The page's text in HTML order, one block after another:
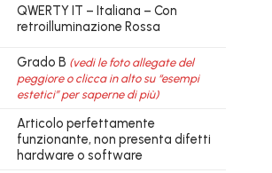
QWERTY IT – Italiana – Con
retroilluminazione Rossa
Grado B (vedi le foto allegate del
peggiore o clicca in alto su “esempi
estetici” per saperne di più)
Articolo perfettamente
funzionante, non presenta difetti
hardware o software